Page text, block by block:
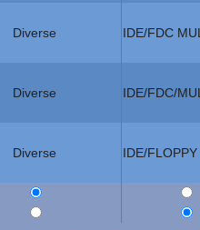
Diverse IDE/FDC
Diverse IDE/FDC/
Diverse IDE/